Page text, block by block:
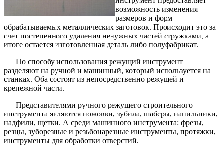
возможность изменения
размеров и форм
обрабатываемых металлических заготовок. Происходит это за
счет постепенного удаления ненужных частей стружками, а
итоге остается изготовленная деталь либо полуфабрикат.
По способу использования режущий инструмент
разделяют на ручной и машинный, который используется на
станках. Оба состоят из непосредственно режущей и
крепежной части.
Представителями ручного режущего строительного
инструмента являются ножовки, зубила, шаберы, напильники,
надфили, щетки. А среди машинного инструмента: фрезы,
резцы, зуборезные и резьбонарезные инструменты, протяжки,
инструменты для обработки отверстий.